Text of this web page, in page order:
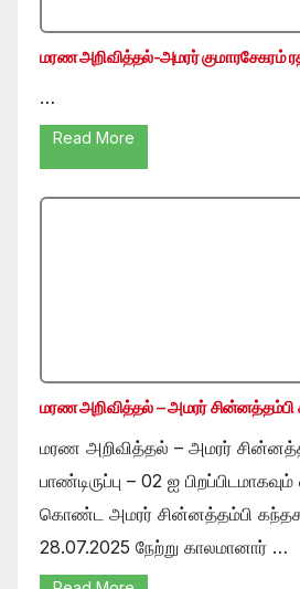
மரண அறிவித்தல்-அமரர் குமாரசேகரம்
…
Read More
மரண அறிவித்தல் – அமரர் சின்னத்தம்பி
மரண அறிவித்தல் – அமரர்
பாண்டிருப்பு – 02 ஐ
கொண்ட அமரர் சின்னத்தம்பி
28.07.2025 நேற்று காலமானார் …